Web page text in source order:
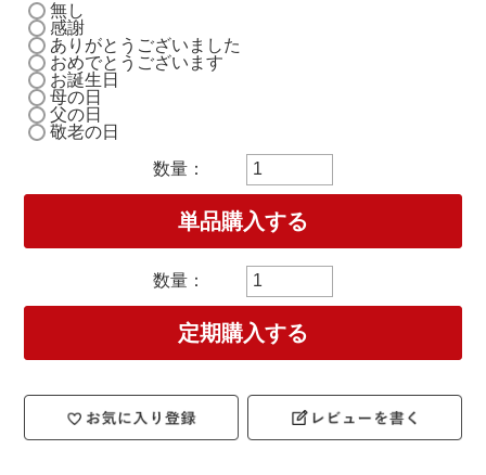
無し
感謝
ありがとうございました
おめでとうございます
お誕生日
母の日
父の日
敬老の日
単品購入する
定期購入する